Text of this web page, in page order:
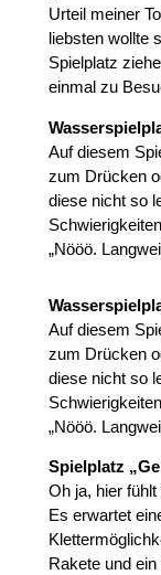
Urteil meiner
liebsten wollte
Spielplatz
einmal zu
Auf diesem
zum Drücken
diese nicht so
„Nööö.
Auf diesem
zum Drücken
diese nicht so
„Nööö.
Spielplatz
Oh ja, hier
Es erwartet
Rakete und